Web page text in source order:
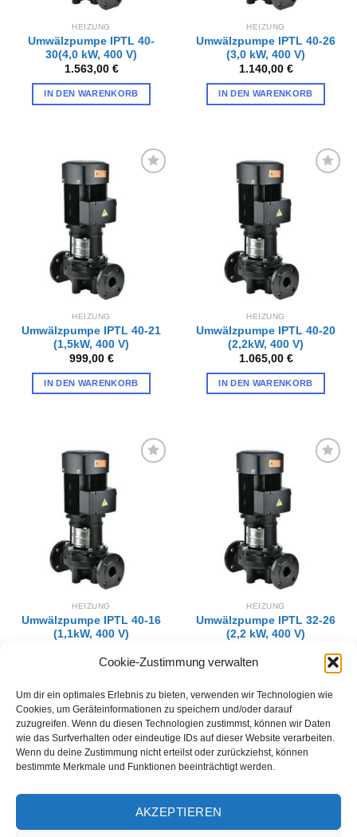
Cookie-Zustimmung verwalten
Um dir ein optimales Erlebnis zu bieten, verwenden wir Technologien wie
Cookies, um Geräteinformationen zu speichern und/oder darauf
zuzugreifen. Wenn du diesen Technologien zustimmst, können wir Daten
wie das Surfverhalten oder eindeutige IDs auf dieser Website verarbeiten.
Wenn du deine Zustimmung nicht erteilst oder zurückziehst, können
bestimmte Merkmale und Funktionen beeinträchtigt werden.
AKZEPTIEREN
HEIZUNG
Umwälzpumpe IPTL 40-
30(4,0 kW, 400 V)
1.563,00 €
IN DEN WARENKORB
HEIZUNG
Umwälzpumpe IPTL 40-26
(3,0 kW, 400 V)
1.140,00 €
IN DEN WARENKORB
Wunschliste
hinzufügen
HEIZUNG
Umwälzpumpe IPTL 40-21
(1,5kW, 400 V)
999,00 €
IN DEN WARENKORB
Wunschliste
hinzufügen
HEIZUNG
Umwälzpumpe IPTL 40-20
(2,2kW, 400 V)
1.065,00 €
IN DEN WARENKORB
Wunschliste
hinzufügen
HEIZUNG
Umwälzpumpe IPTL 40-16
(1,1kW, 400 V)
Wunschliste
hinzufügen
HEIZUNG
Umwälzpumpe IPTL 32-26
(2,2 kW, 400 V)
1 2